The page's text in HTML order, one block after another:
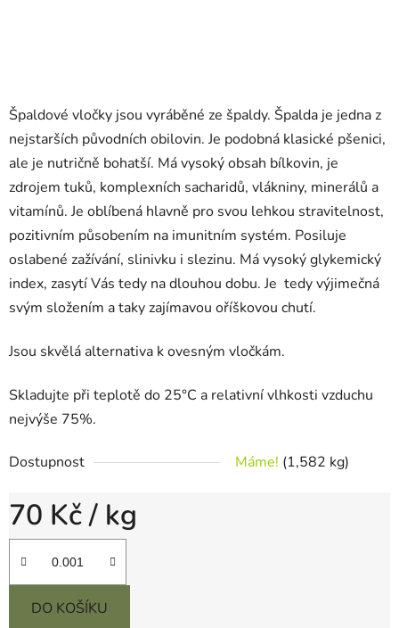
Špaldové vločky jsou vyráběné ze špaldy. Špalda je jedna z
nejstarších původních obilovin. Je podobná klasické pšenici,
ale je nutričně bohatší. Má vysoký obsah bílkovin, je
zdrojem tuků, komplexních sacharidů, vlákniny, minerálů a
vitamínů. Je oblíbená hlavně pro svou lehkou stravitelnost,
pozitivním působením na imunitním systém. Posiluje
oslabené zažívání, slinivku i slezinu. Má vysoký glykemický
index, zasytí Vás tedy na dlouhou dobu. Je tedy výjimečná
svým složením a taky zajímavou oříškovou chutí.
Jsou skvělá alternativa k ovesným vločkám.
Skladujte při teplotě do 25°C a relativní vlhkosti vzduchu
nejvýše 75%.
Dostupnost Máme! (1,582 kg)
70 Kč/ kg
Měrná cena:
DO KOŠÍKU